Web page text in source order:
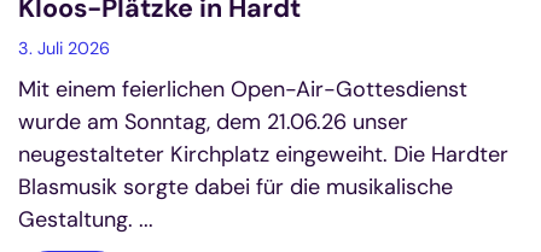
Kloos-Plätzke in Hardt
3. Juli 2026
Mit einem feierlichen Open-Air-Gottesdienst
wurde am Sonntag, dem 21.06.26 unser
neugestalteter Kirchplatz eingeweiht. Die Hardter
Blasmusik sorgte dabei für die musikalische
Gestaltung. ...